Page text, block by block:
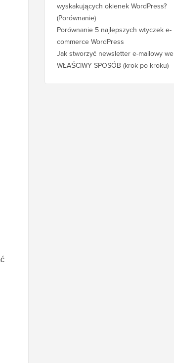
wyskakujących okienek WordPress?
(Porównanie)
Porównanie 5 najlepszych wtyczek e-
commerce WordPress
Jak stworzyć newsletter e-mailowy we
WŁAŚCIWY SPOSÓB (krok po kroku)